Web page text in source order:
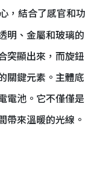
，結合了感官和功
明、金屬和玻璃的
突顯出來，而旋鈕
關鍵元素。主體底
電池。它不僅僅是
帶來溫暖的光線。